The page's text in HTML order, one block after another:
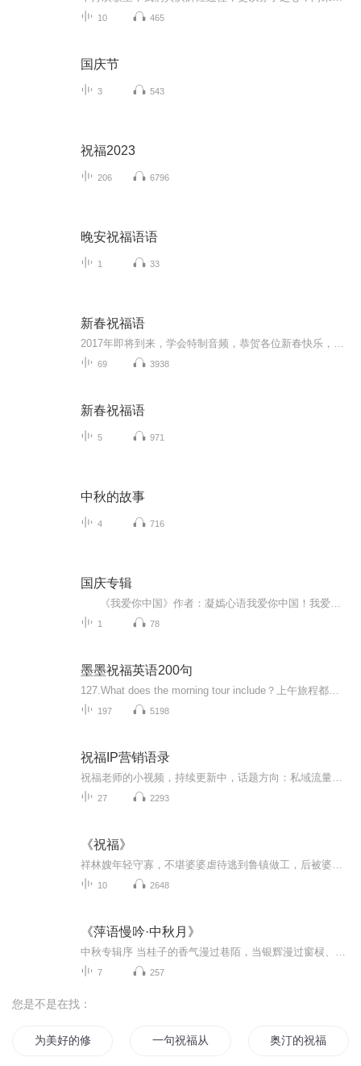
10 465
国庆节
3 543
祝福2023
206 6796
晚安祝福语语
1 33
新春祝福语
69 3938
新春祝福语
5 971
中秋的故事
4 716
国庆专辑
1 78
墨墨祝福英语200句
197 5198
祝福IP营销语录
27 2293
《祝福》
10 2648
《萍语慢吟·中秋月》
7 257
您是不是在找：
为美好的修真献上祝福 一句祝福从此不见 奥汀的祝福